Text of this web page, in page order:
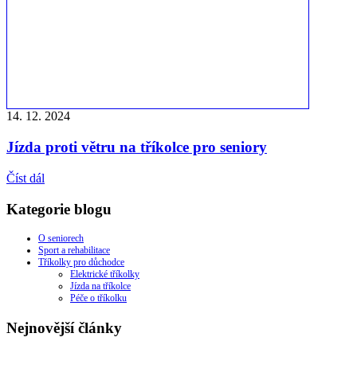
14. 12. 2024
Jízda proti větru na tříkolce pro seniory
Číst dál
Kategorie blogu
O seniorech
Sport a rehabilitace
Tříkolky pro důchodce
Elektrické tříkolky
Jízda na tříkolce
Péče o tříkolku
Nejnovější články